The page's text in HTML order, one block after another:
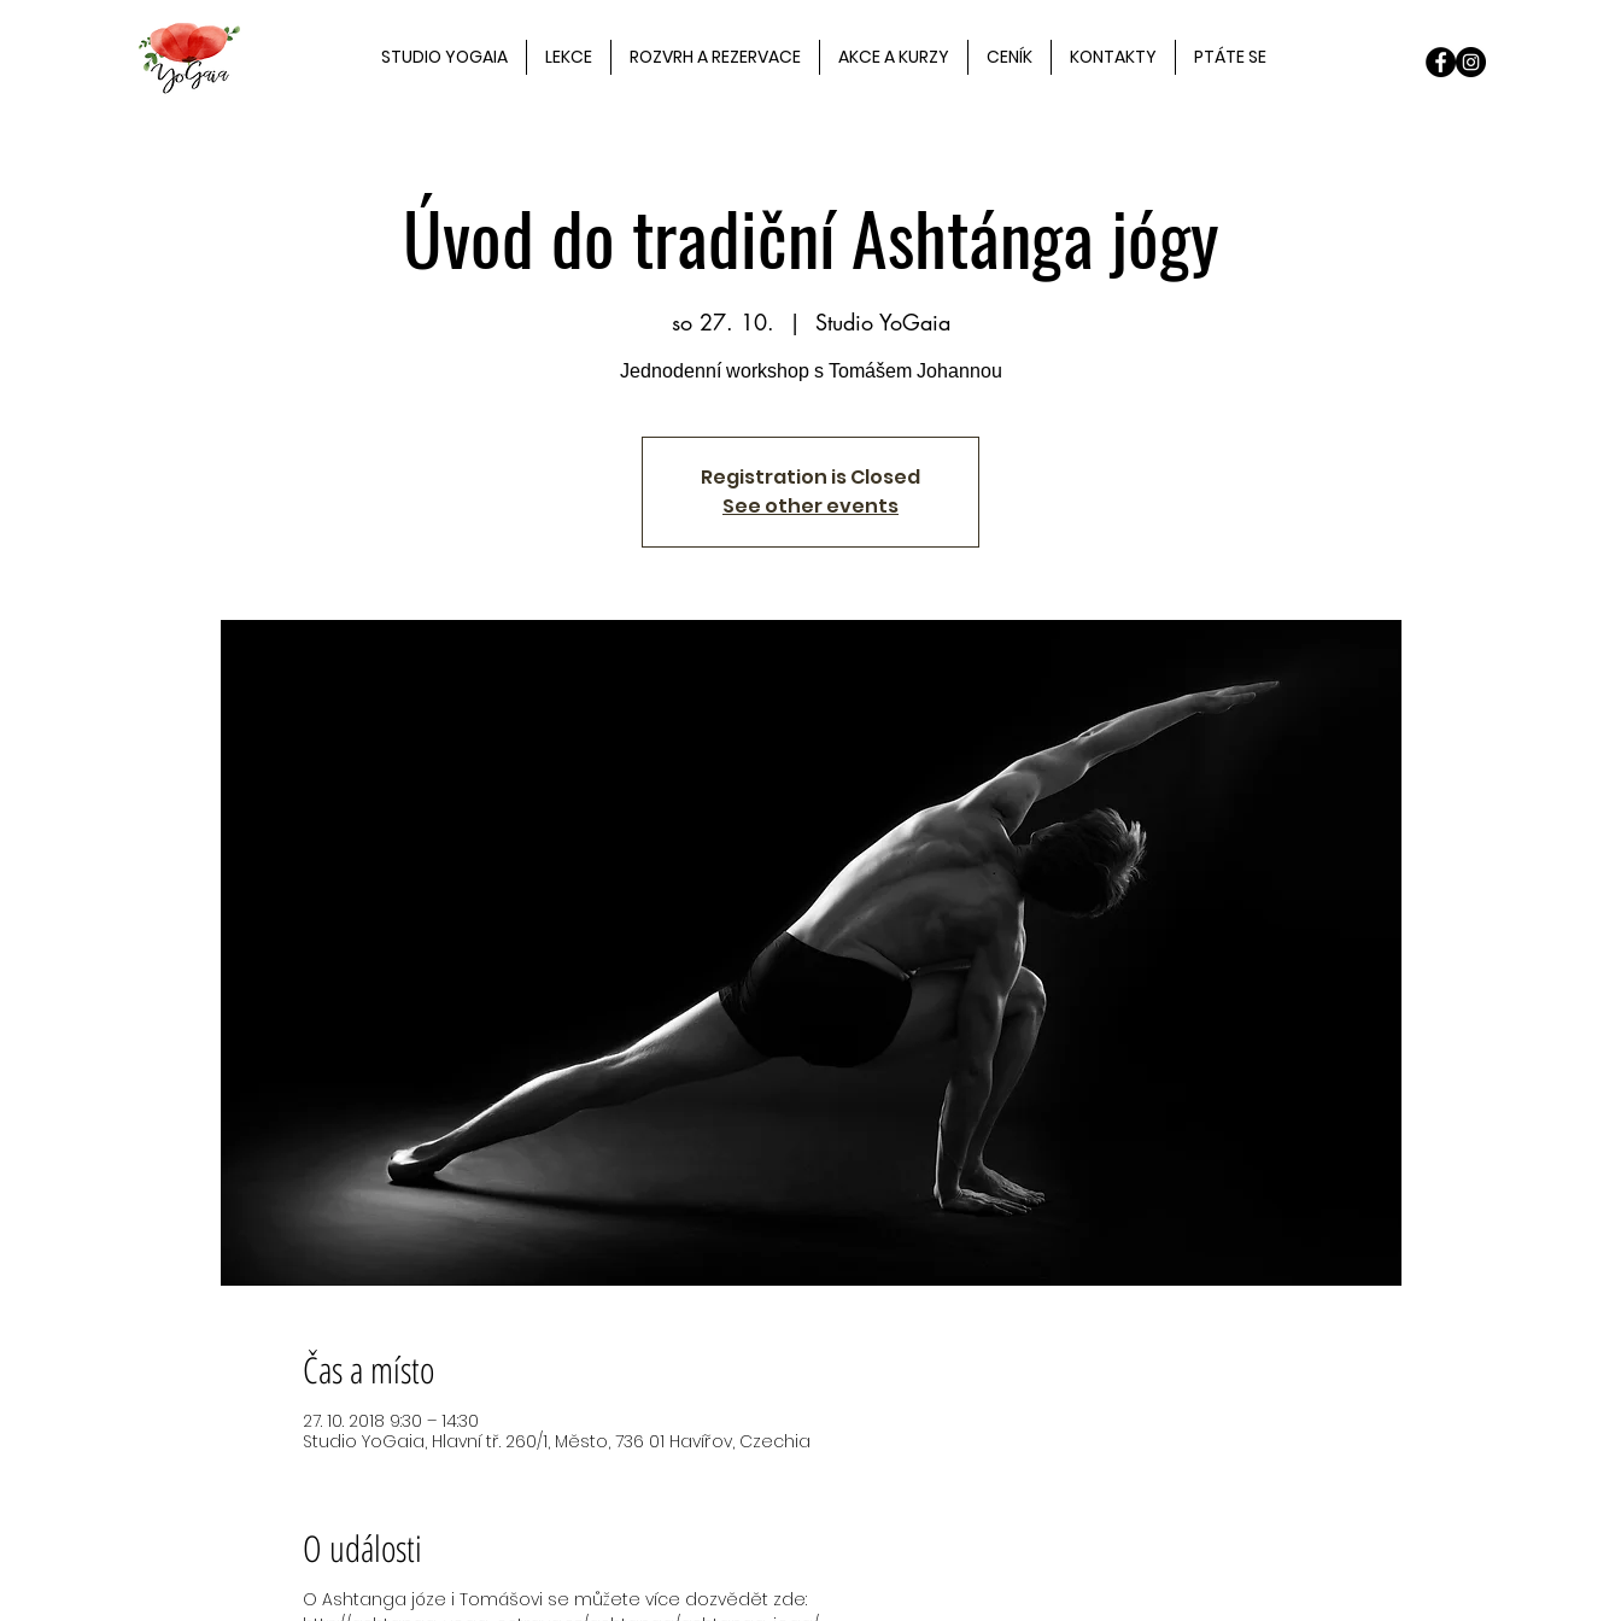
STUDIO YOGAIA LEKCE ROZVRH A REZERVACE AKCE A KURZY CENÍK KONTAKTY PTÁTE SE
Úvod do tradiční Ashtánga jógy
so 27. 10.
  |
Studio YoGaia
Jednodenní workshop s Tomášem Johannou
Registration is Closed
See other events
Čas a místo
27. 10. 2018 9:30 – 14:30
Studio YoGaia, Hlavní tř. 260/1, Město, 736 01 Havířov, Czechia
O události
O Ashtanga józe i Tomášovi se můžete více dozvědět zde: